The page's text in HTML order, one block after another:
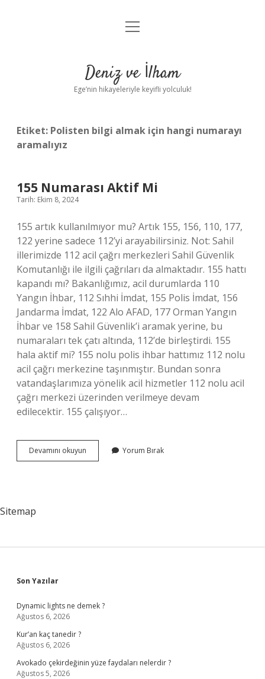
Anasayfa
Yasal Uyarı
menüyü
Deniz ve İlham
Ege’nin hikayeleriyle keyifli yolculuk!
Etiket: Polisten bilgi almak için hangi numarayı
aramalıyız
155 Numarası Aktif Mi
Tarih: Ekim 8, 2024
155 artık kullanılmıyor mu? Artık 155, 156, 110, 177,
122 yerine sadece 112’yi arayabilirsiniz. Not: Sahil
illerimizde 112 acil çağrı merkezleri Sahil Güvenlik
Komutanlığı ile ilgili çağrıları da almaktadır. 155 hattı
kapandı mı? Bakanlığımız, acil durumlarda 110
Yangın İhbar, 112 Sıhhi İmdat, 155 Polis İmdat, 156
Jandarma İmdat, 122 Alo AFAD, 177 Orman Yangın
İhbar ve 158 Sahil Güvenlik’i aramak yerine, bu
numaraları tek çatı altında, 112’de birleştirdi. 155
hala aktif mi? 155 nolu polis ihbar hattımız 112 nolu
acil çağrı merkezine taşınmıştır. Bundan sonra
vatandaşlarımıza yönelik acil hizmetler 112 nolu acil
çağrı merkezi üzerinden verilmeye devam
edilecektir. 155 çalışıyor…
Devamını okuyun
Numarası
Yorum Bırak
Sitemap
Sidebar
Son Yazılar
Dynamic lights ne demek ?
Ağustos 6, 2026
Kur’an kaç tanedir ?
Ağustos 6, 2026
Avokado çekirdeğinin yüze faydaları nelerdir ?
Ağustos 5, 2026